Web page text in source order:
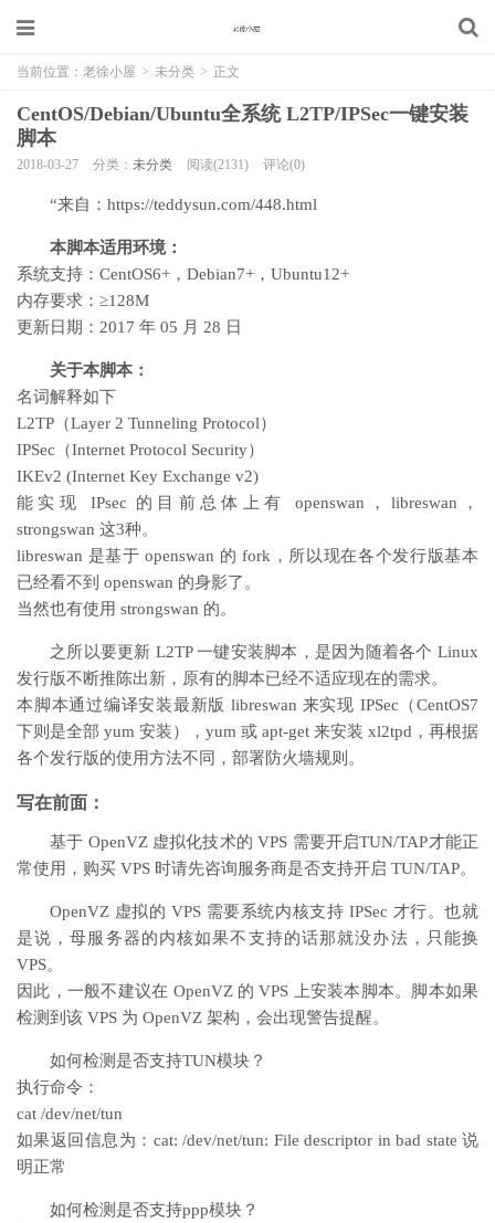
当前位置： 老徐小屋 > 未分类 > 正文
CentOS/Debian/Ubuntu全系统 L2TP/IPSec一键安装
脚本
2018-03-27 分类： 未分类 阅读(2131) 评论(0)
“来自：https://teddysun.com/448.html
本脚本适用环境：
系统支持：CentOS6+，Debian7+，Ubuntu12+
内存要求：≥128M
更新日期：2017 年 05 月 28 日
关于本脚本：
名词解释如下
L2TP（Layer 2 Tunneling Protocol）
IPSec（Internet Protocol Security）
IKEv2 (Internet Key Exchange v2)
能实现 IPsec 的目前总体上有 openswan，libreswan，
strongswan 这3种。
libreswan 是基于 openswan 的 fork，所以现在各个发行版基本
已经看不到 openswan 的身影了。
当然也有使用 strongswan 的。
之所以要更新 L2TP 一键安装脚本，是因为随着各个 Linux
发行版不断推陈出新，原有的脚本已经不适应现在的需求。
本脚本通过编译安装最新版 libreswan 来实现 IPSec（CentOS7
下则是全部 yum 安装），yum 或 apt-get 来安装 xl2tpd，再根据
各个发行版的使用方法不同，部署防火墙规则。
写在前面：
基于 OpenVZ 虚拟化技术的 VPS 需要开启TUN/TAP才能正
常使用，购买 VPS 时请先咨询服务商是否支持开启 TUN/TAP。
OpenVZ 虚拟的 VPS 需要系统内核支持 IPSec 才行。也就
是说，母服务器的内核如果不支持的话那就没办法，只能换
VPS。
因此，一般不建议在 OpenVZ 的 VPS 上安装本脚本。脚本如果
检测到该 VPS 为 OpenVZ 架构，会出现警告提醒。
如何检测是否支持TUN模块？
执行命令：
cat /dev/net/tun
如果返回信息为：cat: /dev/net/tun: File descriptor in bad state 说
明正常
如何检测是否支持ppp模块？